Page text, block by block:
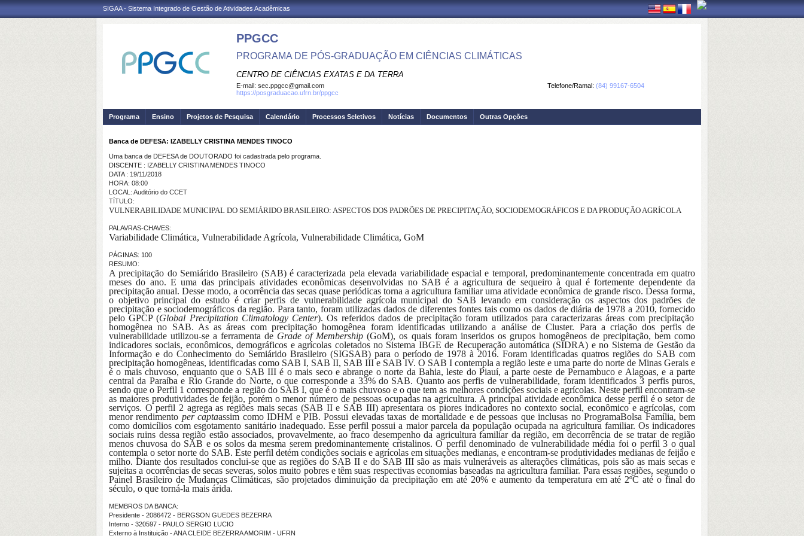
SIGAA - Sistema Integrado de Gestão de Atividades Acadêmicas
PPGCC
PROGRAMA DE PÓS-GRADUAÇÃO EM CIÊNCIAS CLIMÁTICAS
CENTRO DE CIÊNCIAS EXATAS E DA TERRA
Telefone/Ramal: (84) 99167-6504
E-mail: sec.ppgcc@gmail.com
https://posgraduacao.ufrn.br/ppgcc
Programa Ensino Projetos de Pesquisa Calendário Processos Seletivos Notícias Documentos Outras Opções
Banca de DEFESA: IZABELLY CRISTINA MENDES TINOCO
Uma banca de DEFESA de DOUTORADO foi cadastrada pelo programa.
DISCENTE : IZABELLY CRISTINA MENDES TINOCO
DATA : 19/11/2018
HORA: 08:00
LOCAL: Auditório do CCET
TÍTULO:
VULNERABILIDADE MUNICIPAL DO SEMIÁRIDO BRASILEIRO: ASPECTOS DOS PADRÕES DE PRECIPITAÇÃO, SOCIODEMOGRÁFICOS E DA PRODUÇÃO AGRÍCOLA
PALAVRAS-CHAVES:
Variabilidade Climática, Vulnerabilidade Agrícola, Vulnerabilidade Climática, GoM
PÁGINAS: 100
RESUMO:
A precipitação do Semiárido Brasileiro (SAB) é caracterizada pela elevada variabilidade espacial e temporal, predominantemente concentrada em quatro
meses do ano. E uma das principais atividades econômicas desenvolvidas no SAB é a agricultura de sequeiro à qual é fortemente dependente da
precipitação anual. Desse modo, a ocorrência das secas quase periódicas torna a agricultura familiar uma atividade econômica de grande risco. Dessa forma,
o objetivo principal do estudo é criar perfis de vulnerabilidade agrícolamunicipal do SAB levando em consideração os aspectos dos padrões de
precipitação esociodemográficos da região. Para tanto, foram utilizadas dados de diferentesfontes tais como os dados de diária de 1978 a 2010, fornecido
pelo GPCP(Global Precipitation Climatology Center).Os referidos dados de precipitação foram utilizados paracaracterizaras áreas comprecipitação
homogênea no SAB. As as áreas com precipitação homogênea foram identificadas utilizandoa análise de Cluster. Para a criação dos perfis de
vulnerabilidade utilizou-se a ferramenta de Grade of Membership (GoM), os quais foram inseridos os grupos homogêneos de precipitação, bem como
indicadores sociais, econômicos, demográficos e agrícolas coletados no Sistema IBGE de Recuperação automática (SIDRA) e no Sistema de Gestão da
Informação e do Conhecimento do Semiárido Brasileiro (SIGSAB) para o período de 1978 à 2016.Foram identificadas quatros regiões do SAB com
precipitação homogêneas, identificadas como SAB I, SAB II, SAB III e SAB IV. O SAB I contempla a região leste e uma parte do norte de Minas Gerais e
é o mais chuvoso, enquanto que o SAB III é o mais seco e abrange o norte da Bahia, leste do Piauí, a parte oeste de Pernambuco e Alagoas, e a parte
central da Paraíba e Rio Grande do Norte, o que corresponde a 33% do SAB. Quanto aos perfis de vulnerabilidade, foram identificados3 perfis puros,
sendo que oPerfil 1corresponde a região do SAB I, que é o mais chuvoso e o que tem as melhores condições sociais e agrícolas. Neste perfil encontram-se
as maiores produtividades de feijão, porém o menor número de pessoas ocupadas na agricultura. A principal atividade econômica desse perfil é o setor de
serviços. O perfil 2 agrega as regiões mais secas (SAB II e SAB III) apresentara os piores indicadores no contexto social, econômico e agrícolas, com
menor rendimento per captaassim como IDHM e PIB.Possui elevadas taxas de mortalidade e de pessoas queinclusas no ProgramaBolsa Família, bem
como domicílios com esgotamento sanitário inadequado. Esse perfil possui a maior parcela da população ocupada na agricultura familiar. Os indicadores
sociais ruins dessa região estão associados, provavelmente, ao fraco desempenho da agricultura familiar da região, em decorrência de se tratar de região
menos chuvosa do SAB e os solos da mesma serem predominantemente cristalinos.O perfil denominado de vulnerabilidade média foi o perfil 3 o qual
contempla o setor norte do SAB. Este perfil detém condições sociais e agrícolas em situações medianas, e encontram-se produtividades medianas de feijão e
milho. Diante dos resultados conclui-se que as regiões do SAB II e do SAB III são as mais vulneráveis as alterações climáticas, pois são as mais secas e
sujeitas a ocorrências de secas severas, solos muito pobres e têm suas respectivas economias baseadas na agricultura familiar. Para essas regiões, segundo o
Painel Brasileiro de Mudanças Climáticas, são projetados diminuição da precipitação em até 20% e aumento da temperatura em até 2ºC até o final do
século, o que torná-la mais árida.
MEMBROS DA BANCA:
Presidente - 2086472 - BERGSON GUEDES BEZERRA
Interno - 320597 - PAULO SERGIO LUCIO
Externo à Instituição - ANA CLEIDE BEZERRA AMORIM - UFRN